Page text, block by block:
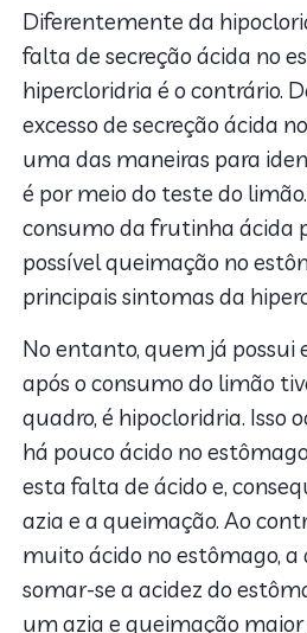
Diferentemente da
falta de secreção ácida no
hipercloridria é o contrário.
excesso de secreção ácida
uma das maneiras para
é por meio do teste do
consumo da frutinha ácida
possível queimação no
principais sintomas da
No entanto, quem já possui
após o consumo do limão
quadro, é hipocloridria. Isso
há pouco ácido no
esta falta de ácido e,
azia e a queimação. Ao
muito ácido no estômago, a
somar-se a acidez do
um azia e queimação